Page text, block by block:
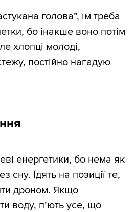
голова”, їм треба
бо інакше воно потім
хлопці молоді,
постійно нагадую
енергетики, бо нема як
сну. Їдять на позиції те,
дроном. Якщо
воду, п’ють усе, що